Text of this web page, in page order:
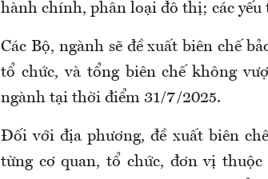
hành chính, phân loại đô thị; các yếu
Các Bộ, ngành sẽ đề xuất biên chế
tổ chức, và tổng biên chế không
ngành tại thời điểm 31/7/2025.
Đối với địa phương, đề xuất biên
từng cơ quan, tổ chức, đơn vị